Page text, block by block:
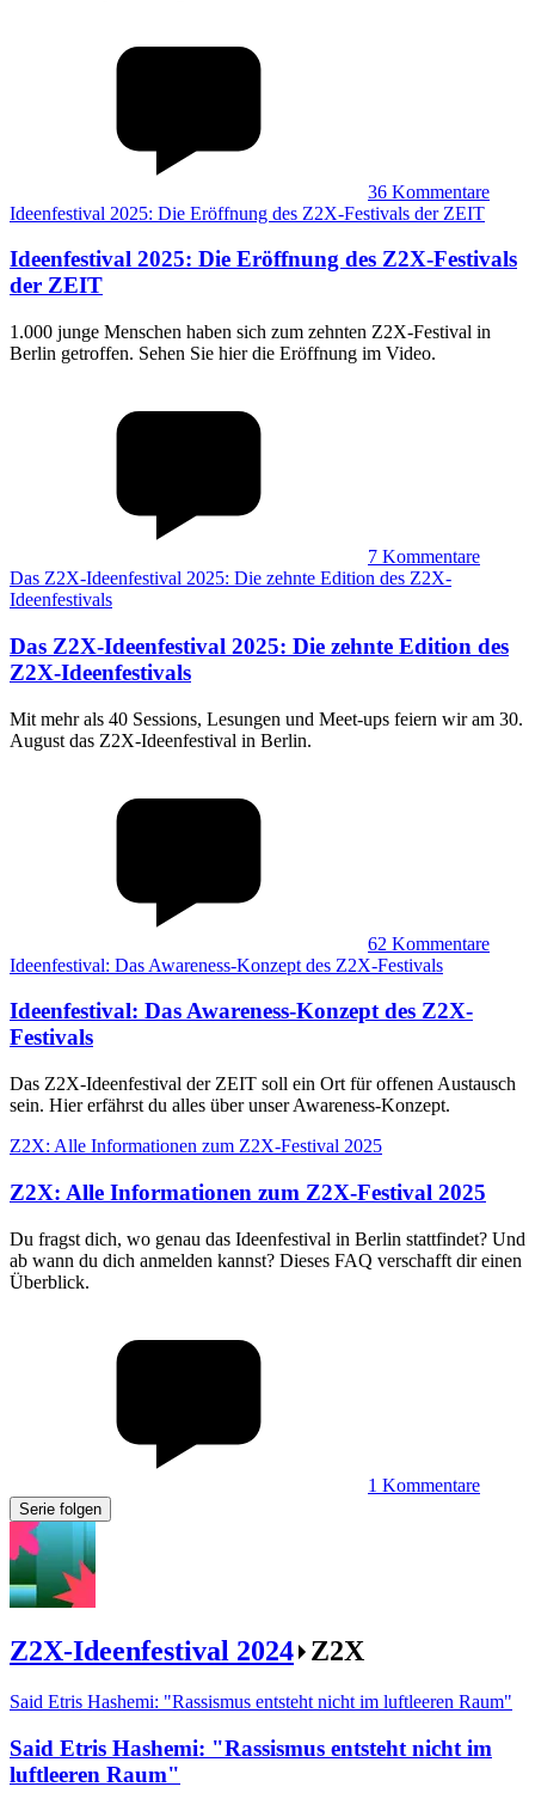
36 Kommentare
Ideenfestival 2025: Die Eröffnung des Z2X-Festivals der ZEIT
Ideenfestival 2025: Die Eröffnung des Z2X-Festivals
der ZEIT
1.000 junge Menschen haben sich zum zehnten Z2X-Festival in
Berlin getroffen. Sehen Sie hier die Eröffnung im Video.
7 Kommentare
Das Z2X-Ideenfestival 2025: Die zehnte Edition des Z2X-
Ideenfestivals
Das Z2X-Ideenfestival 2025: Die zehnte Edition des
Z2X-Ideenfestivals
Mit mehr als 40 Sessions, Lesungen und Meet-ups feiern wir am 30.
August das Z2X-Ideenfestival in Berlin.
62 Kommentare
Ideenfestival: Das Awareness-Konzept des Z2X-Festivals
Ideenfestival: Das Awareness-Konzept des Z2X-
Festivals
Das Z2X-Ideenfestival der ZEIT soll ein Ort für offenen Austausch
sein. Hier erfährst du alles über unser Awareness-Konzept.
Z2X: Alle Informationen zum Z2X-Festival 2025
Z2X: Alle Informationen zum Z2X-Festival 2025
Du fragst dich, wo genau das Ideenfestival in Berlin stattfindet? Und
ab wann du dich anmelden kannst? Dieses FAQ verschafft dir einen
Überblick.
1 Kommentare
Serie folgen
Z2X-Ideenfestival 2024 Z2X
Said Etris Hashemi: "Rassismus entsteht nicht im luftleeren Raum"
Said Etris Hashemi: "Rassismus entsteht nicht im
luftleeren Raum"